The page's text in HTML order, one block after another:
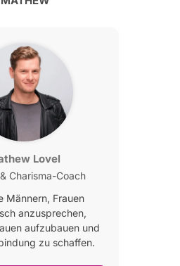
Lovel
Charisma-Coach
Männern, Frauen
anzusprechen,
aufzubauen und
zu schaffen.